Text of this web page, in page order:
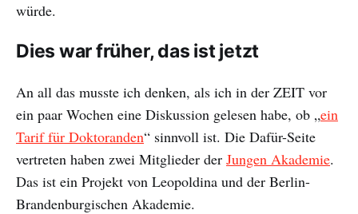
würde.
Dies war früher, das ist jetzt
An all das musste ich denken, als ich in der ZEIT vor
ein paar Wochen eine Diskussion gelesen habe, ob „ein
Tarif für Doktoranden“ sinnvoll ist. Die Dafür-Seite
vertreten haben zwei Mitglieder der Jungen Akademie.
Das ist ein Projekt von Leopoldina und der Berlin-
Brandenburgischen Akademie.